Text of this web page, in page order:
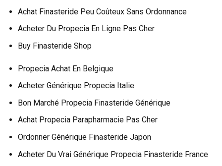
Achat Finasteride Peu Coûteux Sans Ordonnance
Acheter Du Propecia En Ligne Pas Cher
Buy Finasteride Shop
Propecia Achat En Belgique
Acheter Générique Propecia Italie
Bon Marché Propecia Finasteride Générique
Achat Propecia Parapharmacie Pas Cher
Ordonner Générique Finasteride Japon
Acheter Du Vrai Générique Propecia Finasteride France